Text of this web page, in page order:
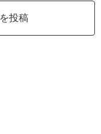
投稿